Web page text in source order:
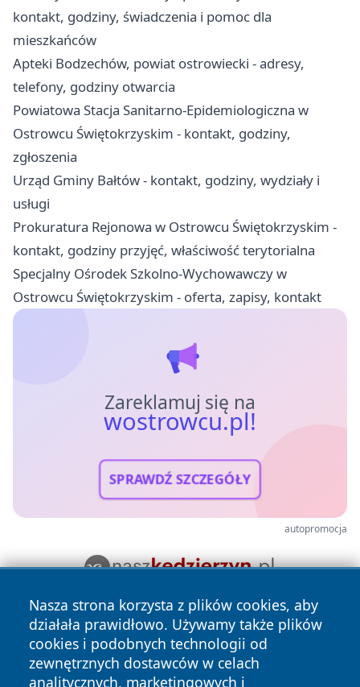
kontakt, godziny, świadczenia i pomoc dla
mieszkańców
Apteki Bodzechów, powiat ostrowiecki - adresy,
telefony, godziny otwarcia
Powiatowa Stacja Sanitarno-Epidemiologiczna w
Ostrowcu Świętokrzyskim - kontakt, godziny,
zgłoszenia
Urząd Gminy Bałtów - kontakt, godziny, wydziały i
usługi
Prokuratura Rejonowa w Ostrowcu Świętokrzyskim -
kontakt, godziny przyjęć, właściwość terytorialna
Specjalny Ośrodek Szkolno-Wychowawczy w
Ostrowcu Świętokrzyskim - oferta, zapisy, kontakt
Zareklamuj się na
wostrowcu.pl!
SPRAWDŹ SZCZEGÓŁY
autopromocja
Nasza strona korzysta z plików cookies, aby
działała prawidłowo. Używamy także plików
cookies i podobnych technologii od
zewnętrznych dostawców w celach
analitycznych, marketingowych i